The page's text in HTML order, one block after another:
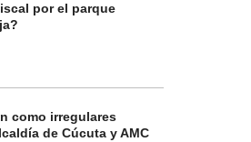
por el parque
como irregulares
de Cúcuta y AMC